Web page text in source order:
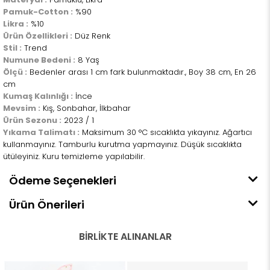
Pamuk-Cotton : %90
Likra : %10
Ürün Özellikleri : Düz Renk
Stil : Trend
Numune Bedeni : 8 Yaş
Ölçü : Bedenler arası 1 cm fark bulunmaktadır., Boy 38 cm, En 26
cm
Kumaş Kalınlığı : İnce
Mevsim : Kış, Sonbahar, İlkbahar
Ürün Sezonu : 2023 / 1
Yıkama Talimatı : Maksimum 30 °C sıcaklıkta yıkayınız. Ağartıcı
kullanmayınız. Tamburlu kurutma yapmayınız. Düşük sıcaklıkta
ütüleyiniz. Kuru temizleme yapılabilir.
Ödeme Seçenekleri
Ürün Önerileri